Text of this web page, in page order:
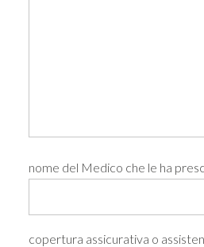
nome del Medico che le ha
copertura assicurativa o